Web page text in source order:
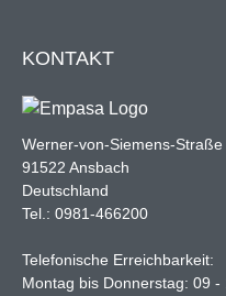
KONTAKT
Werner-von-Siemens-Straße
91522 Ansbach
Deutschland
Tel.: 0981-466200
Telefonische Erreichbarkeit:
Montag bis Donnerstag: 09 -